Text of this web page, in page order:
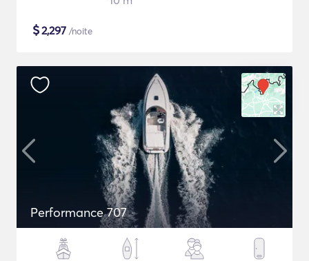
$2,297 /noite
Performance 707